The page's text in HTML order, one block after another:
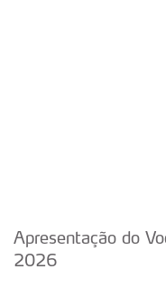
Apresentação do
2026